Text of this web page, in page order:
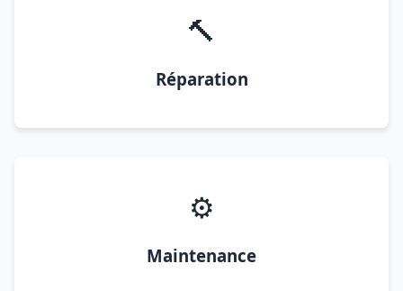
🔨
Réparation
⚙️
Maintenance